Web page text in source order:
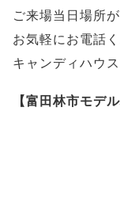
ご来場当日場所
お気軽にお電話く
キャンディハウ
【富田林市モデ